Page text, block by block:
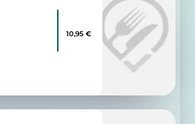
10,95 €